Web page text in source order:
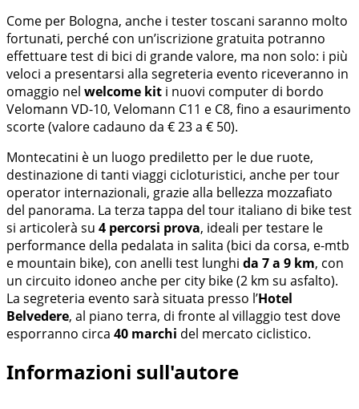
Come per Bologna, anche i tester toscani saranno molto
fortunati, perché con un’iscrizione gratuita potranno
effettuare test di bici di grande valore, ma non solo: i più
veloci a presentarsi alla segreteria evento riceveranno in
omaggio nel welcome kit i nuovi computer di bordo
Velomann VD-10, Velomann C11 e C8, fino a esaurimento
scorte (valore cadauno da € 23 a € 50).
Montecatini è un luogo prediletto per le due ruote,
destinazione di tanti viaggi cicloturistici, anche per tour
operator internazionali, grazie alla bellezza mozzafiato
del panorama. La terza tappa del tour italiano di bike test
si articolerà su 4 percorsi prova, ideali per testare le
performance della pedalata in salita (bici da corsa, e-mtb
e mountain bike), con anelli test lunghi da 7 a 9 km, con
un circuito idoneo anche per city bike (2 km su asfalto).
La segreteria evento sarà situata presso l’Hotel
Belvedere, al piano terra, di fronte al villaggio test dove
esporranno circa 40 marchi del mercato ciclistico.
Informazioni sull'autore